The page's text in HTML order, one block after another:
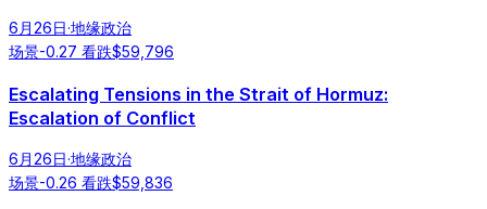
6月26日·地缘政治
场景-0.27 看跌$59,796
Escalating Tensions in the Strait of Hormuz:
Escalation of Conflict
6月26日·地缘政治
场景-0.26 看跌$59,836